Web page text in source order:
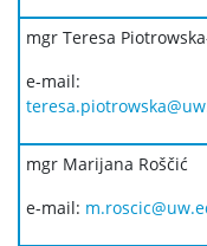
mgr Teresa
e-mail:
mgr Marijana Roščić
e-mail: